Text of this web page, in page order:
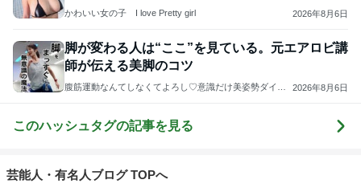
かわいい女の子 I love Pretty girl 2026年8月6日
脚が変わる人は“ここ”を見ている。元エアロビ講
師が伝える美脚のコツ
腹筋運動なんてしなくてよろし♡意識だけ美姿勢ダイエ
2026年8月6日
このハッシュタグの記事を見る
芸能人・有名人ブログ TOPへ